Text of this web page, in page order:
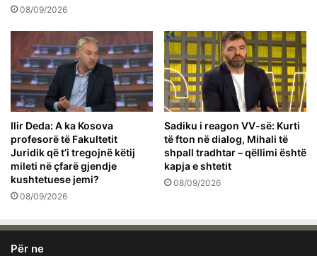
08/09/2026
Ilir Deda: A ka Kosova
profesorë të Fakultetit
Juridik që t’i tregojnë këtij
mileti në çfarë gjendje
kushtetuese jemi?
08/09/2026
Sadiku i reagon VV-së: Kurti
të fton në dialog, Mihali të
shpall tradhtar – qëllimi është
kapja e shtetit
08/09/2026
Për ne